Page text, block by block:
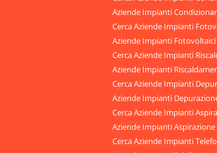
Aziende Impianti
Cerca Aziende Impianti
Aziende Impianti Fotovoltaici
Cerca Aziende Impianti
Aziende Impianti
Cerca Aziende Impianti
Aziende Impianti
Cerca Aziende Impianti
Aziende Impianti Aspirazione
Cerca Aziende Impianti